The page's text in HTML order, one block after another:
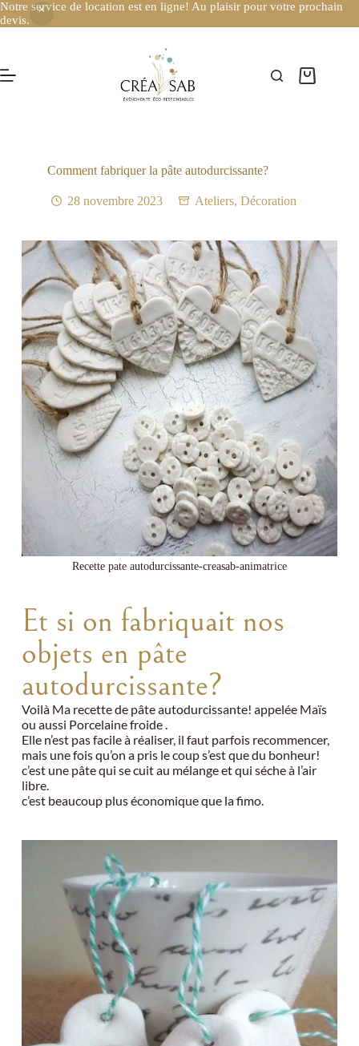
Notre service de location est en ligne! Au plaisir pour votre prochain
devis.
Comment fabriquer la pâte autodurcissante?
28 novembre 2023 Ateliers,Décoration
Recette pate autodurcissante-creasab-animatrice
Et si on fabriquait nos
objets en pâte
autodurcissante?
Voilà Ma recette de pâte autodurcissante! appelée Maïs
ou aussi Porcelaine froide .
Elle n’est pas facile à réaliser, il faut parfois recommencer,
mais une fois qu’on a pris le coup s’est que du bonheur!
c’est une pâte qui se cuit au mélange et qui séche à l’air
libre.
c’est beaucoup plus économique que la fimo.